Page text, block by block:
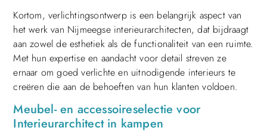
Kortom, verlichtingsontwerp is een belangrijk aspect van
het werk van Nijmeegse interieurarchitecten, dat bijdraagt
aan zowel de esthetiek als de functionaliteit van een ruimte.
Met hun expertise en aandacht voor detail streven ze
ernaar om goed verlichte en uitnodigende interieurs te
creëren die aan de behoeften van hun klanten voldoen.
Meubel- en accessoireselectie voor
Interieurarchitect in kampen